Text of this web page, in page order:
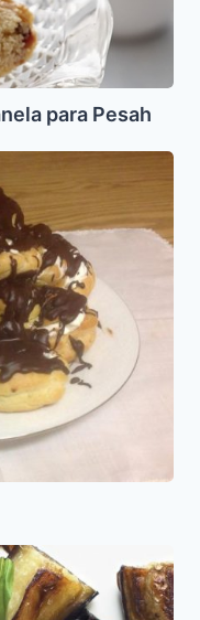
para Pesah